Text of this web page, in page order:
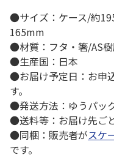
●サイズ：ケース/約
165mm
●材質：フタ・箸/AS
●生産国：日本
●お届け予定日：お申
す。
●発送方法：ゆうパッ
●送料等：お届け先ご
●同梱：販売者がスケ
です。